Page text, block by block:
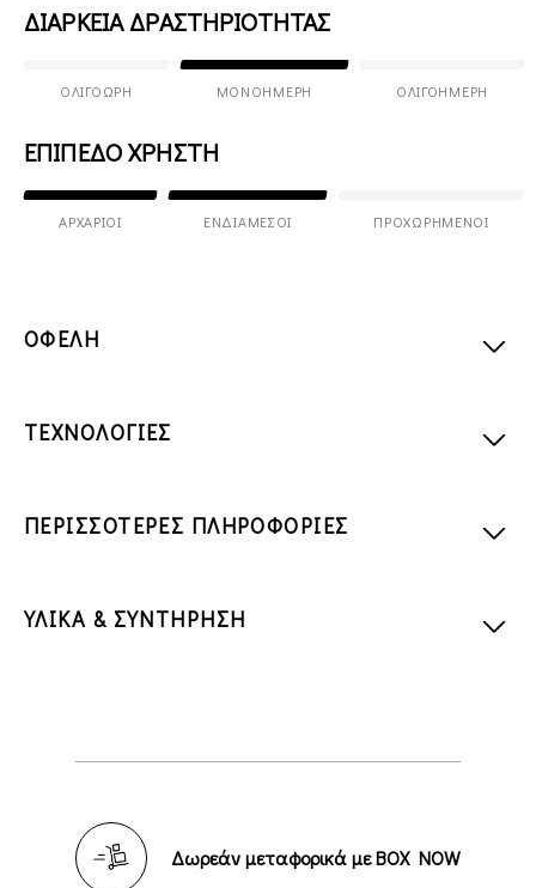
ΔΙΑΡΚΕΙΑ ΔΡΑΣΤΗΡΙΟΤΗΤΑΣ
ΟΛΙΓΌΩΡΗ ΜΟΝΟΉΜΕΡΗ ΟΛΙΓΟΉΜΕΡΗ
ΕΠΙΠΕΔΟ ΧΡΗΣΤΗ
ΑΡΧΆΡΙΟΙ ΕΝΔΙΆΜΕΣΟΙ ΠΡΟΧΩΡΗΜΈΝΟΙ
ΟΦΕΛΗ
ΤΕΧΝΟΛΟΓΙΕΣ
ΠΕΡΙΣΣΟΤΕΡΕΣ ΠΛΗΡΟΦΟΡΙΕΣ
ΥΛΙΚΑ & ΣΥΝΤΗΡΗΣΗ
Δωρεάν μεταφορικά με BOX NOW